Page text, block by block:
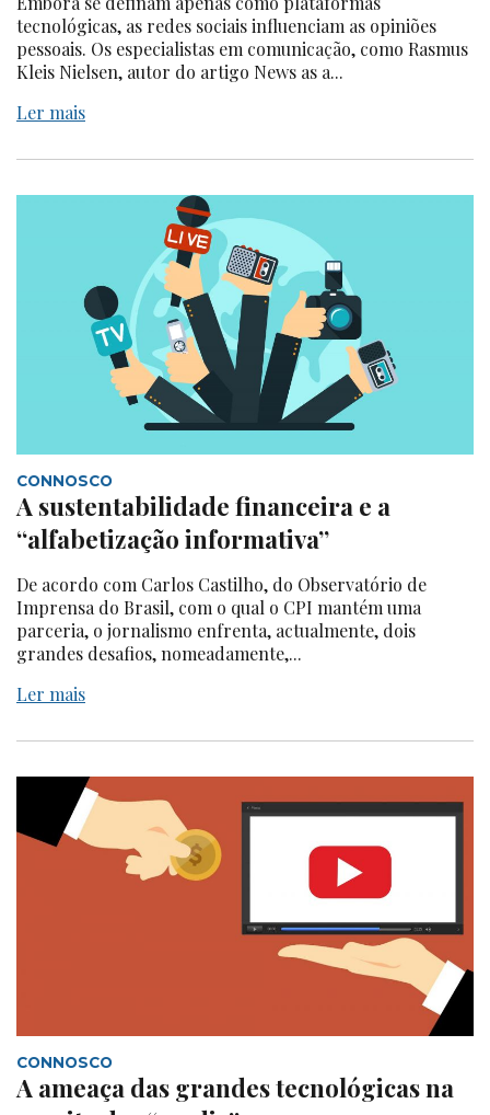
tecnológicas, as redes sociais influenciam as opiniões
pessoais. Os especialistas em comunicação, como Rasmus
Kleis Nielsen, autor do artigo News as a...
Ler mais
CONNOSCO
A sustentabilidade financeira e a
“alfabetização informativa”
De acordo com Carlos Castilho, do Observatório de
Imprensa do Brasil, com o qual o CPI mantém uma
parceria, o jornalismo enfrenta, actualmente, dois
grandes desafios, nomeadamente,...
Ler mais
CONNOSCO
A ameaça das grandes tecnológicas na